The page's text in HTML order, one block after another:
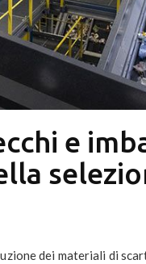
e
dei materiali di